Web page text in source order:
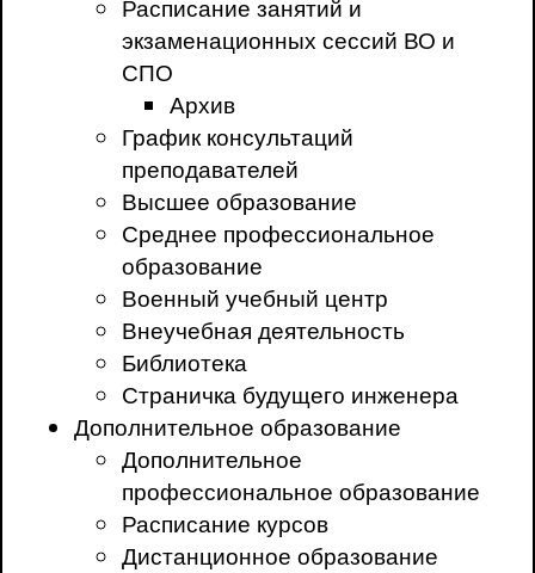
экзаменационных сессий ВО и
СПО
Архив
График консультаций
преподавателей
Высшее образование
Среднее профессиональное
образование
Военный учебный центр
Внеучебная деятельность
Библиотека
Страничка будущего инженера
Дополнительное образование
Дополнительное
профессиональное образование
Расписание курсов
Дистанционное образование